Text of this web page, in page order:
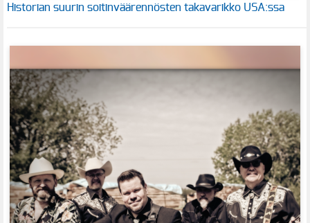
Historian suurin soitinväärennösten takavarikko USA:ssa